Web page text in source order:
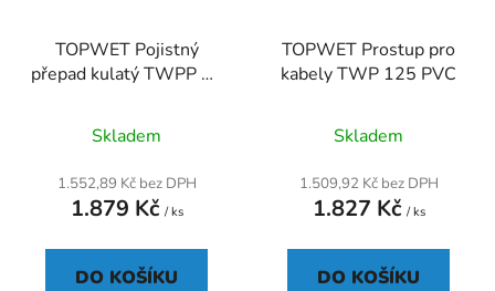
TOPWET Pojistný
přepad kulatý TWPP 50
hodnocení
produktu
je
z
Skladem
1.552,89 Kč bez DPH
1.879 Kč / ks
DO KOŠÍKU
TOPWET Prostup pro
kabely TWP 125 PVC
Skladem
1.509,92 Kč bez DPH
1.827 Kč / ks
DO KOŠÍKU